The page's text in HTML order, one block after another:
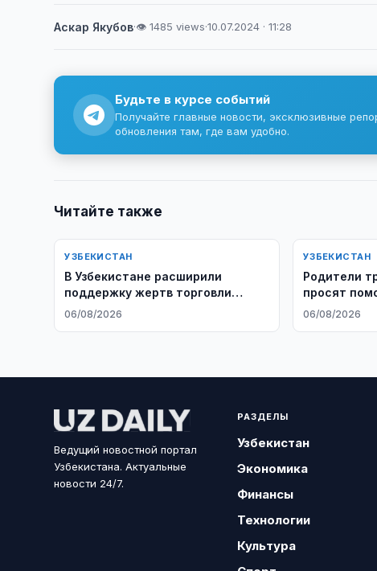
Аскар Якубов·👁 1485 views·10.07.2024 · 11:28
Будьте в курсе событий
Получайте главные новости, эксклюзивные
обновления там, где вам удобно.
Читайте также
УЗБЕКИСТАН
В Узбекистане расширили
поддержку жертв торговли
людьми
06/08/2026
УЗБЕКИСТАН
Родители
просят
средства
06/08/2026
Ведущий новостной портал
Узбекистана. Актуальные
новости 24/7.
РАЗДЕЛЫ
Узбекистан
Экономика
Финансы
Технологии
Культура